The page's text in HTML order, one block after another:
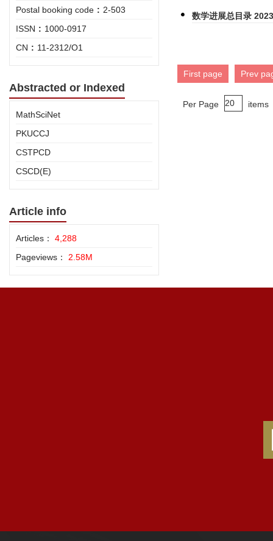
Postal booking code : 2-503
ISSN : 1000-0917
CN : 11-2312/O1
Abstracted or Indexed
MathSciNet
PKUCCJ
CSTPCD
CSCD(E)
Article info
Articles： 4,288
Pageviews： 2.58M
数学进展总目录
First page Prev
Per Page items